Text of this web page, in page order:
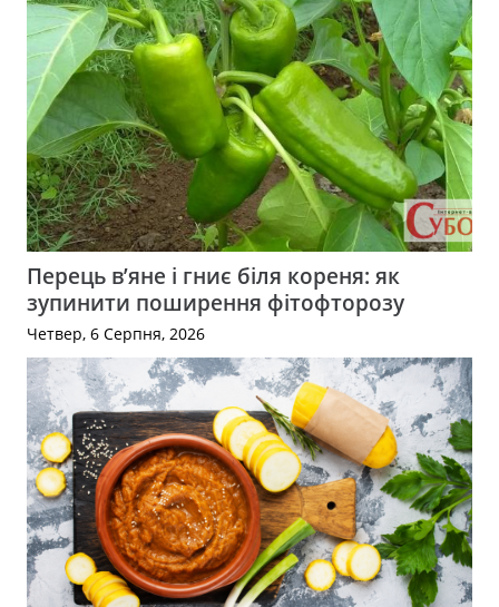
Перець в’яне і гниє біля кореня: як
зупинити поширення фітофторозу
Четвер, 6 Серпня, 2026